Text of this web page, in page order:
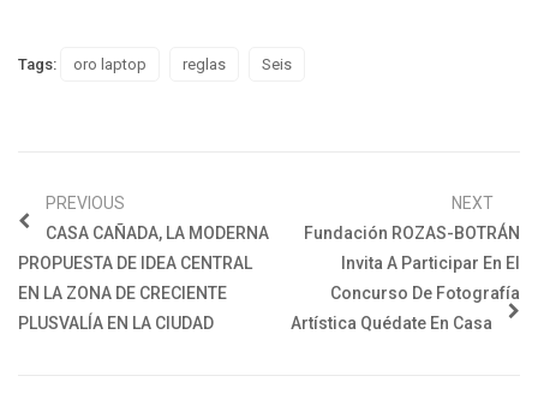
Tags: oro laptop reglas Seis
PREVIOUS
CASA CAÑADA, LA MODERNA
PROPUESTA DE IDEA CENTRAL
EN LA ZONA DE CRECIENTE
PLUSVALÍA EN LA CIUDAD
NEXT
Fundación ROZAS-BOTRÁN
Invita A Participar En El
Concurso De Fotografía
Artística Quédate En Casa